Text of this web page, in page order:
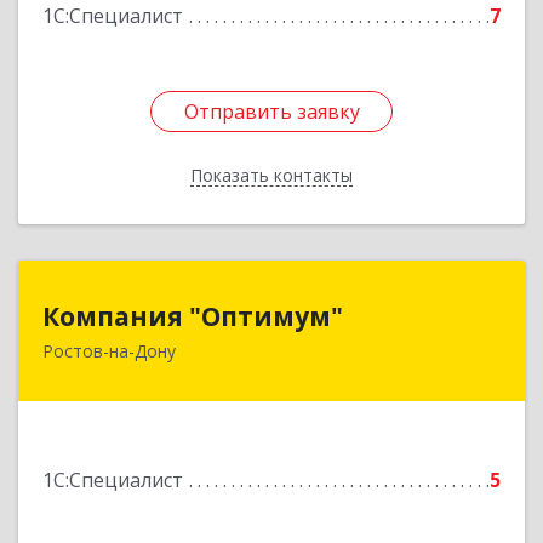
1С:Специалист 7
Отправить заявку
Показать контакты
Отправить заявку
Назад
Компания "Оптимум"
Ростов-на-Дону
1С:Специалист 5
344000, Ростовская обл, Ростов-на-Дону г,